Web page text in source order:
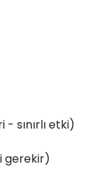
sınırlı etki)
gerekir)